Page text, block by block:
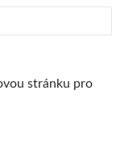
stránku pro